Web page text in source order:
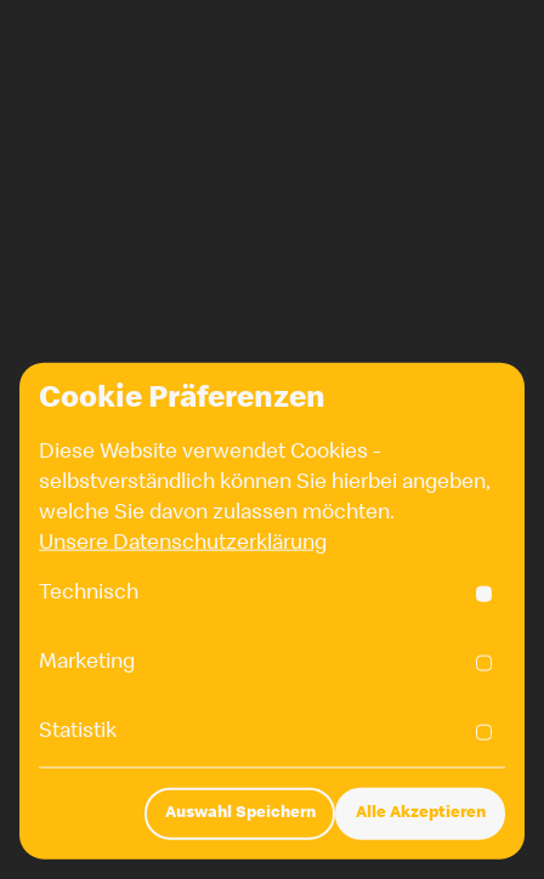
erfahren
Cookie Präferenzen
Diese Website verwendet Cookies -
selbstverständlich können Sie hierbei angeben,
welche Sie davon zulassen möchten.
Unsere Datenschutzerklärung
Technisch
Marketing
Statistik
Auswahl Speichern Alle Akzeptieren